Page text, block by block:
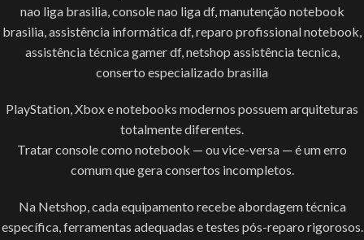
nao liga brasilia, console nao liga df, manutenção notebook
brasilia, assistência informática df, reparo profissional notebook,
assistência técnica gamer df, netshop assistência tecnica,
conserto especializado brasilia
PlayStation, Xbox e notebooks modernos possuem arquiteturas
totalmente diferentes.
Tratar console como notebook — ou vice-versa — é um erro
comum que gera consertos incompletos.
Na Netshop, cada equipamento recebe abordagem técnica
específica, ferramentas adequadas e testes pós-reparo rigorosos.